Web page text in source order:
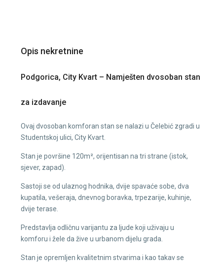
Opis nekretnine
Podgorica, City Kvart – Namješten dvosoban stan
za izdavanje
Ovaj dvosoban komforan stan se nalazi u Čelebić zgradi u
Studentskoj ulici, City Kvart.
Stan je površine 120m², orijentisan na tri strane (istok,
sjever, zapad).
Sastoji se od ulaznog hodnika, dvije spavaće sobe, dva
kupatila, vešeraja, dnevnog boravka, trpezarije, kuhinje,
dvije terase.
Predstavlja odličnu varijantu za ljude koji uživaju u
komforu i žele da žive u urbanom dijelu grada.
Stan je opremljen kvalitetnim stvarima i kao takav se